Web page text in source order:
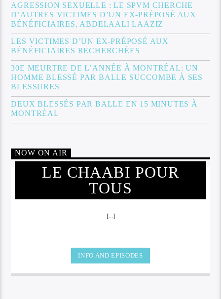
AGRESSION SEXUELLE : LE SPVM CHERCHE
D’AUTRES VICTIMES D’UN EX-PRÉPOSÉ AUX
BÉNÉFICIAIRES, ABDELAALI LAAZIZ
LES VICTIMES D’UN EX-PRÉPOSÉ AUX
BÉNÉFICIAIRES RECHERCHÉES
30E MEURTRE DE L’ANNÉE À MONTRÉAL: UN
HOMME BLESSÉ PAR BALLE SUCCOMBE À SES
BLESSURES
DEUX BLESSÉS PAR BALLE EN 15 MINUTES À
MONTRÉAL
NOW ON AIR
LE CHAABI POUR
TOUS
[...]
INFO AND EPISODES